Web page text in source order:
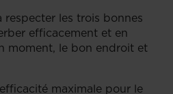
respecter les trois bonnes
efficacement et en
moment, le bon endroit et
maximale pour le